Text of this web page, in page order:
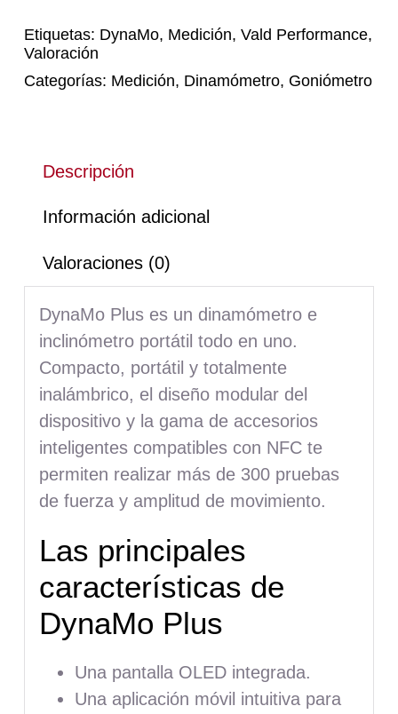
Etiquetas: DynaMo, Medición,Vald Performance,
Valoración
Categorías: Medición, Dinamómetro, Goniómetro
Descripción
Información adicional
Valoraciones (0)
DynaMo Plus es un dinamómetro e
inclinómetro portátil todo en uno.
Compacto, portátil y totalmente
inalámbrico, el diseño modular del
dispositivo y la gama de accesorios
inteligentes compatibles con NFC te
permiten realizar más de 300 pruebas
de fuerza y amplitud de movimiento.
Las principales
características de
DynaMo Plus
Una pantalla OLED integrada.
Una aplicación móvil intuitiva para